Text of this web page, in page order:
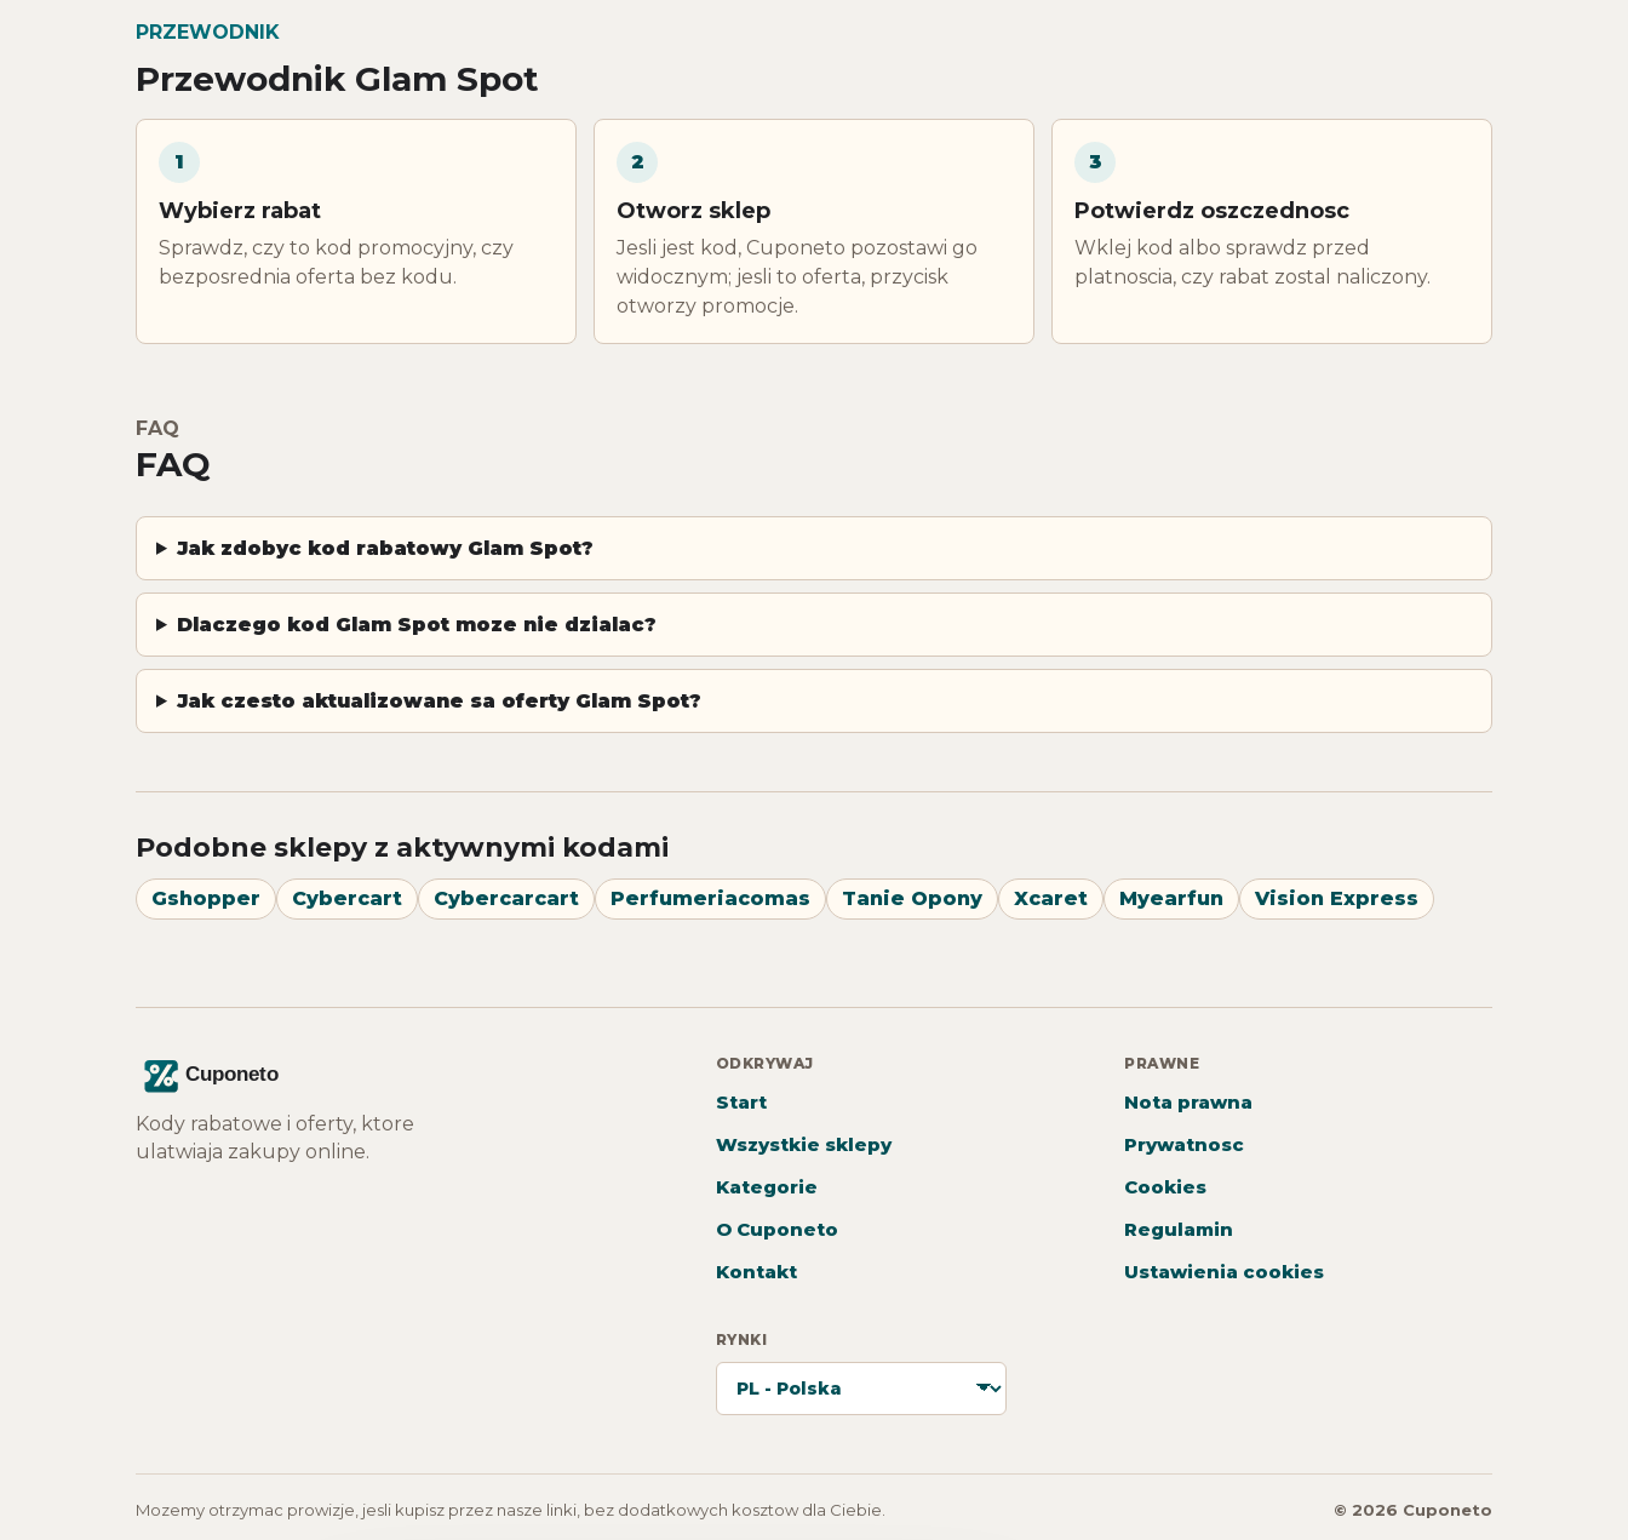
PRZEWODNIK
Przewodnik Glam Spot
1
Wybierz rabat
Sprawdz, czy to kod promocyjny, czy
bezposrednia oferta bez kodu.
2
Otworz sklep
Jesli jest kod, Cuponeto pozostawi go
widocznym; jesli to oferta, przycisk
otworzy promocje.
3
Potwierdz oszczednosc
Wklej kod albo sprawdz przed
platnoscia, czy rabat zostal naliczony.
FAQ
FAQ
Jak zdobyc kod rabatowy Glam Spot?
Dlaczego kod Glam Spot moze nie dzialac?
Jak czesto aktualizowane sa oferty Glam Spot?
Podobne sklepy z aktywnymi kodami
Gshopper Cybercart Cybercarcart Perfumeriacomas Tanie Opony Xcaret Myearfun Vision Express
Kody rabatowe i oferty, ktore
ulatwiaja zakupy online.
ODKRYWAJ
Start
Wszystkie sklepy
Kategorie
O Cuponeto
Kontakt
PRAWNE
Nota prawna
Prywatnosc
Cookies
Regulamin
Ustawienia cookies
RYNKI
Mozemy otrzymac prowizje, jesli kupisz przez nasze linki, bez dodatkowych kosztow dla Ciebie. © 2026 Cuponeto